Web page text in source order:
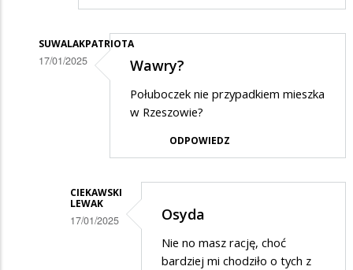
SUWALAKPATRIOTA
17/01/2025
odpowiedzi
Wawry?
Połuboczek nie przypadkiem mieszka
w Rzeszowie?
ODPOWIEDZ
CIEKAWSKI
LEWAK
17/01/2025 Osyda
Nie no masz rację, choć
bardziej mi chodziło o tych z